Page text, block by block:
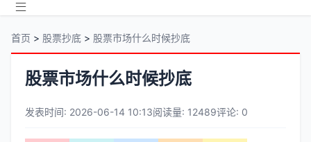
首页 > 股票抄底 > 股票市场什么时候抄底
股票市场什么时候抄底
发表时间: 2026-06-14 10:13阅读量: 12489评论: 0